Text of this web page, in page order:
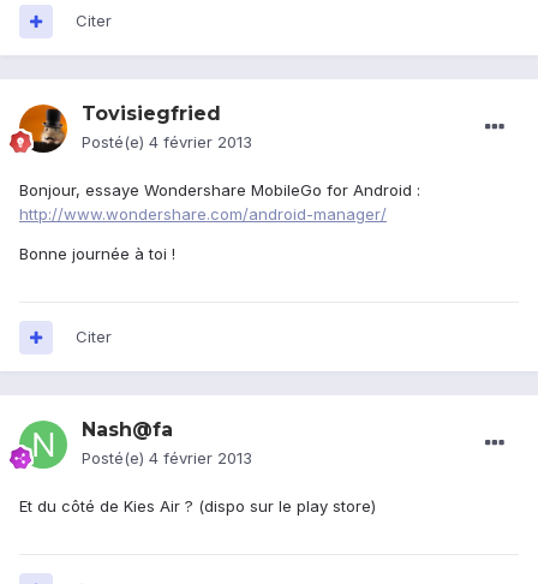
Citer
Tovisiegfried
Posté(e) 4 février 2013
Bonjour, essaye Wondershare MobileGo for Android :
http://www.wondershare.com/android-manager/
Bonne journée à toi !
Citer
Nash@fa
Posté(e) 4 février 2013
Et du côté de Kies Air ? (dispo sur le play store)